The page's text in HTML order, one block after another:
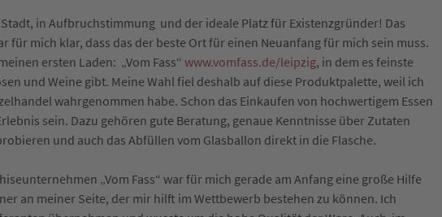
in Aufbruchstimmung und der ideale Platz für Existenzgründer! Das
für mich klar, dass das der beste Ort für einen Neuanfang für mich sein muss.
ersten Laden: „Vom Fass“ www.vomfass.de/leipzig, in dem es feinste
und Weine gibt. Meine Wahl fiel deshalb auf diese Produktpalette, weil ich
wahrgenommen habe. Schon das Einkaufen von hochwertigem Essen
sein. Dazu gehören gute Beratung, genaue Kenntnisse über Zutaten
und auch das Abfüllen vom Glasballon direkt in die Flasche.
„Vom Fass“ war für mich gerade am Anfang eine große Hilfe
an meiner Seite, der mir hilft im Wettbewerb bestehen zu können. Ich